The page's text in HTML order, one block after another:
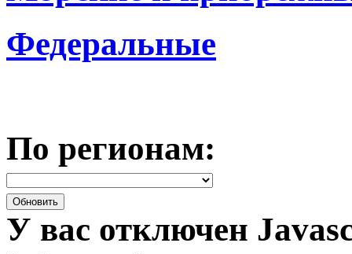
Федеральные
По регионам:
У вас отключен